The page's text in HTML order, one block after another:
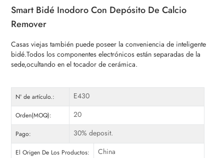
Smart Bidé Inodoro Con Depósito De Calcio
Remover
Casas viejas también puede poseer la conveniencia de inteligente
bidé.Todos los componentes electrónicos están separadas de la
sede,ocultando en el tocador de cerámica.
Nº de artículo.: E430
Orden(MOQ): 20
Pago: 30% deposit.
El Origen De Los Productos: China